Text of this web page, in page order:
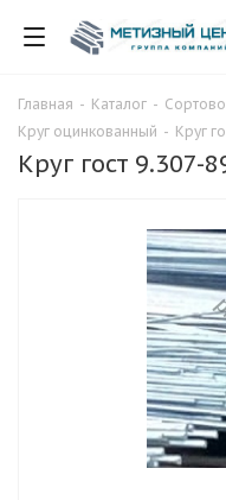
Главная - Каталог -
Круг оцинкованный - Круг
Круг гост 9.307-